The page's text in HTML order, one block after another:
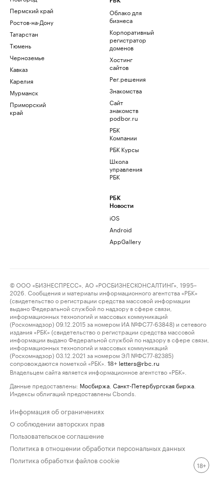
Пермский край
Ростов-на-Дону
Татарстан
Тюмень
Черноземье
Кавказ
Карелия
Мурманск
Приморский
край
Облако для
бизнеса
Корпоративный
регистратор
доменов
Хостинг
сайтов
Рег.решения
Знакомства
Сайт
знакомств
podbor.ru
РБК
Компании
РБК Курсы
Школа
управления
РБК
РБК
Новости
iOS
Android
AppGallery
© ООО «БИЗНЕСПРЕСС», АО «РОСБИЗНЕСКОНСАЛТИНГ», 1995–
2026. Сообщения и материалы информационного агентства «РБК»
(свидетельство о регистрации средства массовой информации
выдано Федеральной службой по надзору в сфере связи,
информационных технологий и массовых коммуникаций
(Роскомнадзор) 09.12.2015 за номером ИА №ФС77-63848) и сетевого
издания «РБК» (свидетельство о регистрации средства массовой
информации выдано Федеральной службой по надзору в сфере связи,
информационных технологий и массовых коммуникаций
(Роскомнадзор) 03.12.2021 за номером ЭЛ №ФС77-82385)
сопровождаются пометкой «РБК».
18+ letters@rbc.ru
Владельцем сайта является информационное агентство «РБК».
Данные предоставлены: Мосбиржа Санкт-Петербургская биржа
Индексы облигаций предоставлены Cbonds.
Информация об ограничениях
О соблюдении авторских прав
Пользовательское соглашение
Политика в отношении обработки персональных данных
Политика обработки файлов cookie
18+